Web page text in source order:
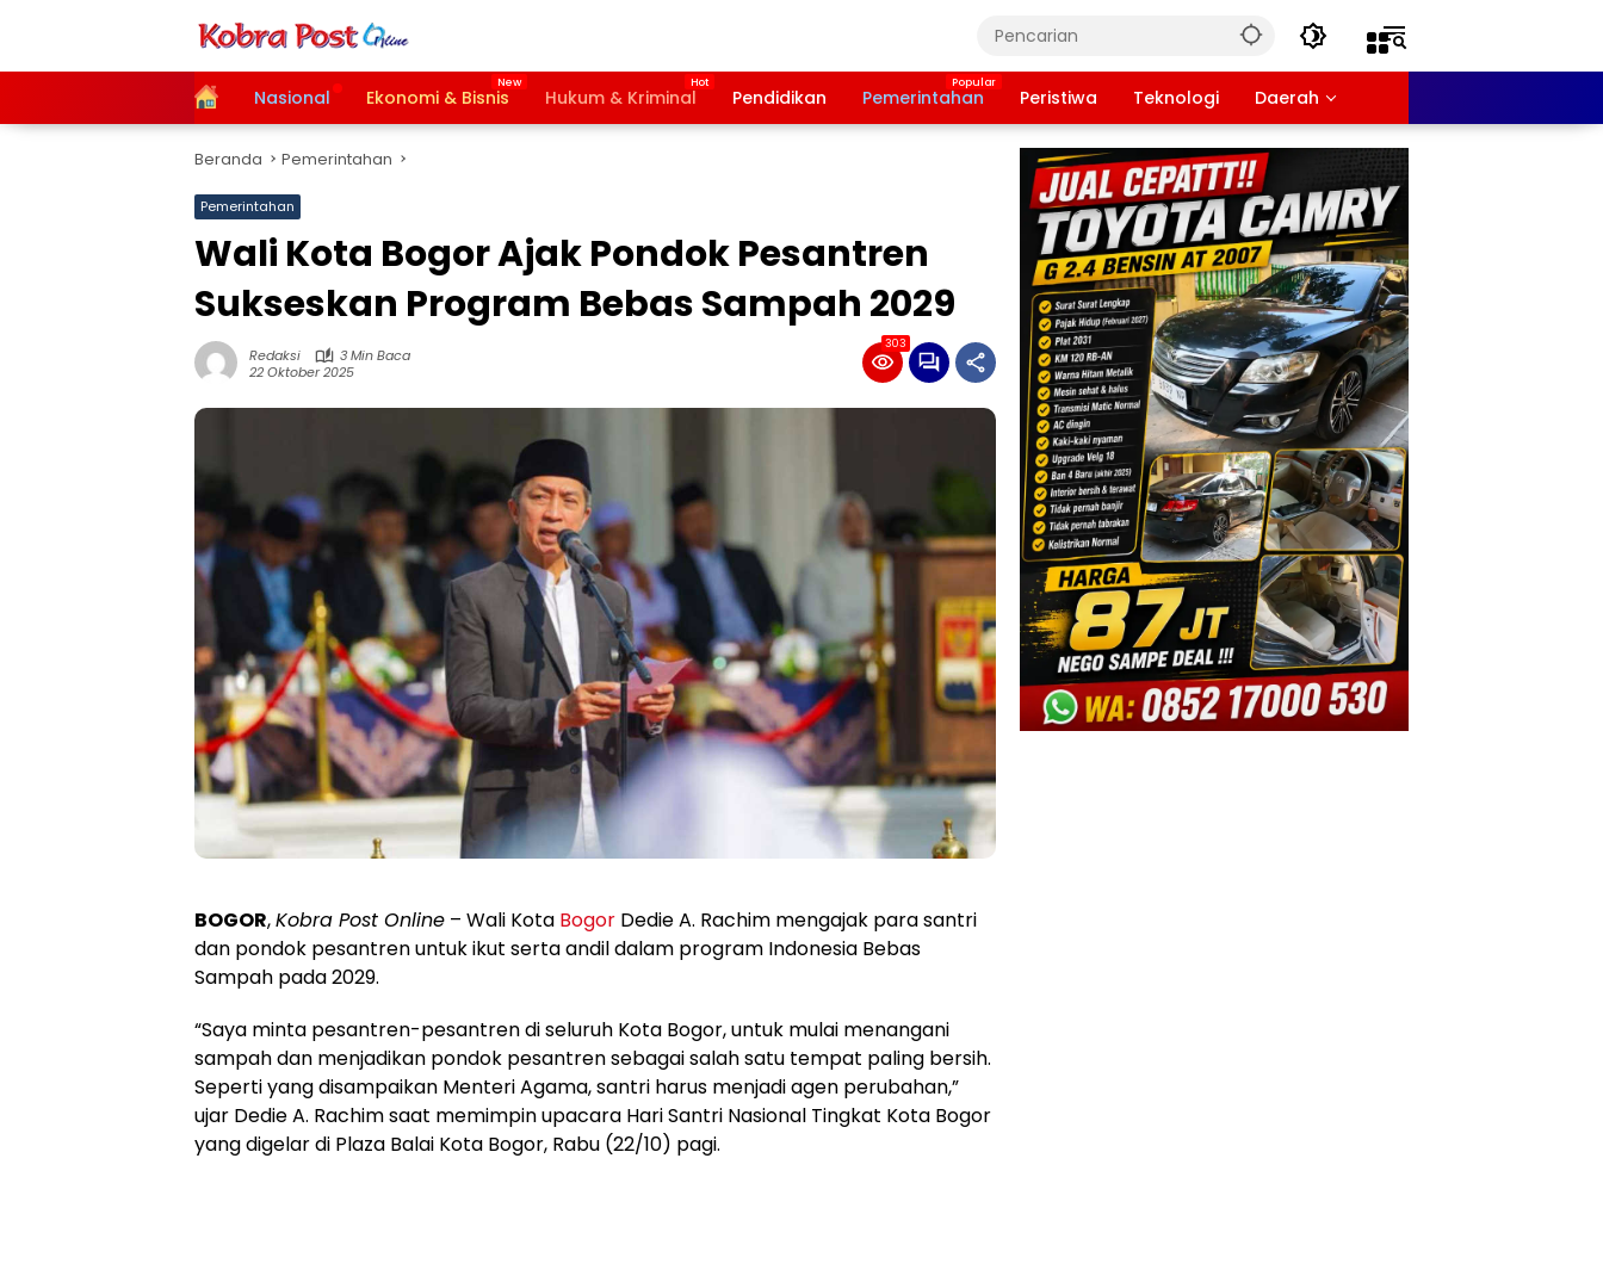
HomeNasional Ekonomi & Bisnis Hukum & Kriminal Pendidikan Pemerintahan Peristiwa Teknologi Daerah
Beranda Pemerintahan
Pemerintahan
Wali Kota Bogor Ajak Pondok Pesantren
Sukseskan Program Bebas Sampah 2029
Redaksi
3 Min Baca
22 Oktober 2025
303
BOGOR,Kobra Post Online – Wali Kota Bogor Dedie A. Rachim mengajak para santri
dan pondok pesantren untuk ikut serta andil dalam program Indonesia Bebas
Sampah pada 2029.
“Saya minta pesantren-pesantren di seluruh Kota Bogor, untuk mulai menangani
sampah dan menjadikan pondok pesantren sebagai salah satu tempat paling bersih.
Seperti yang disampaikan Menteri Agama, santri harus menjadi agen perubahan,”
ujar Dedie A. Rachim saat memimpin upacara Hari Santri Nasional Tingkat Kota Bogor
yang digelar di Plaza Balai Kota Bogor, Rabu (22/10) pagi.